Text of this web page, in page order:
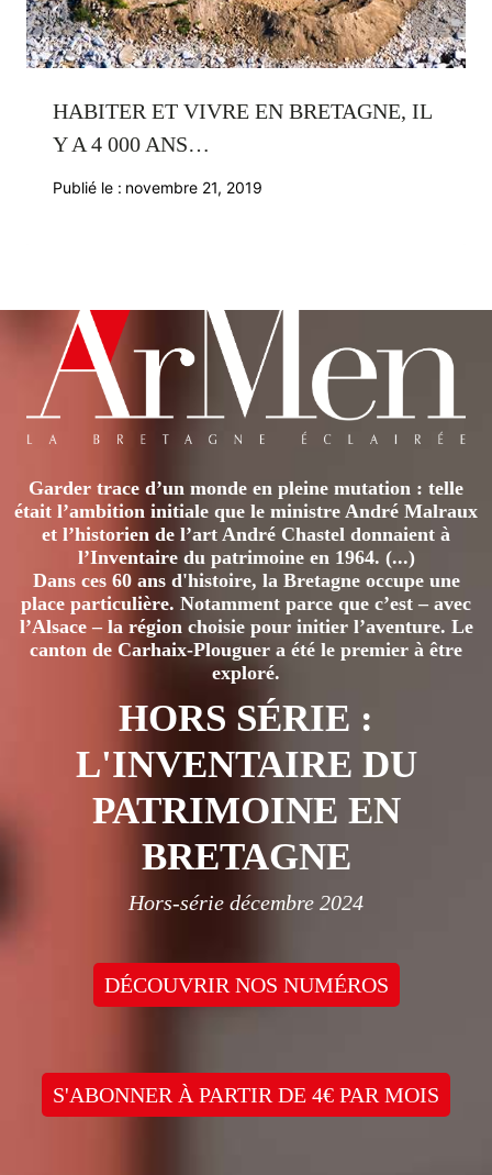
HABITER ET VIVRE EN BRETAGNE, IL
Y A 4 000 ANS…
Publié le : novembre 21, 2019
Garder trace d’un monde en pleine mutation : telle
était l’ambition initiale que le ministre André Malraux
et l’historien de l’art André Chastel donnaient à
l’Inventaire du patrimoine en 1964. (...)
Dans ces 60 ans d'histoire, la Bretagne occupe une
place particulière. Notamment parce que c’est – avec
l’Alsace – la région choisie pour initier l’aventure. Le
canton de Carhaix-Plouguer a été le premier à être
exploré.
HORS SÉRIE :
L'INVENTAIRE DU
PATRIMOINE EN
BRETAGNE
Hors-série décembre 2024
DÉCOUVRIR NOS NUMÉROS
S'ABONNER À PARTIR DE 4€ PAR MOIS